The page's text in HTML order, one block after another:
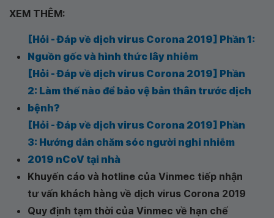
XEM THÊM:
[Hỏi - Đáp về dịch virus Corona 2019] Phần 1:
Nguồn gốc và hình thức lây nhiễm
[Hỏi - Đáp về dịch virus Corona 2019] Phần
2: Làm thế nào để bảo vệ bản thân trước dịch
bệnh?
[Hỏi - Đáp về dịch virus Corona 2019] Phần
3: Hướng dẫn chăm sóc người nghi nhiễm
2019 nCoV tại nhà
Khuyến cáo và hotline của Vinmec tiếp nhận
tư vấn khách hàng về dịch virus Corona 2019
Quy định tạm thời của Vinmec về hạn chế